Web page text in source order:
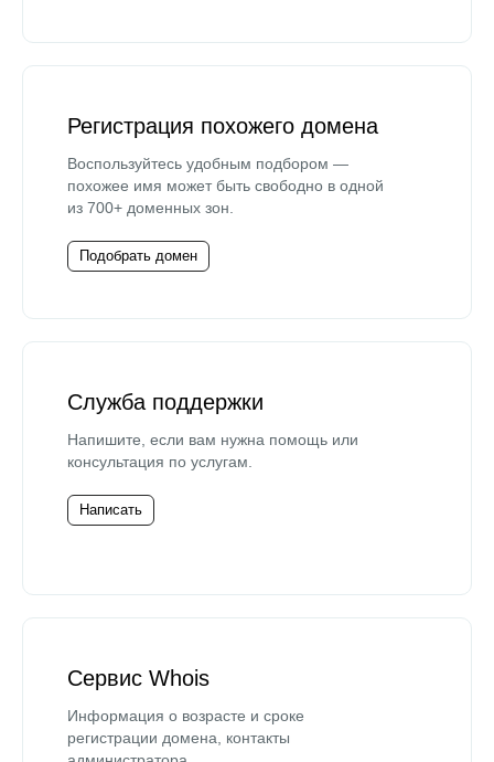
Регистрация похожего домена
Воспользуйтесь удобным подбором —
похожее имя может быть свободно в одной
из 700+ доменных зон.
Подобрать домен
Служба поддержки
Напишите, если вам нужна помощь или
консультация по услугам.
Написать
Сервис Whois
Информация о возрасте и сроке
регистрации домена, контакты